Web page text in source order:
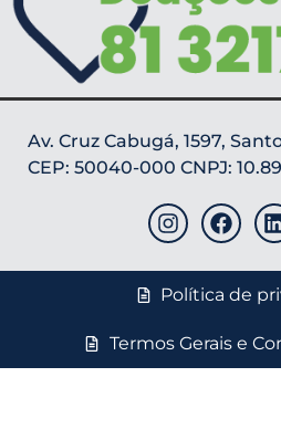
Av. Cruz Cabugá, 1597,
CEP: 50040-000 CNPJ:
Política de
Termos Gerais e